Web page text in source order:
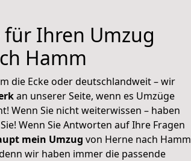
für Ihren Umzug
Hamm
die Ecke oder deutschlandweit – wir
an unserer Seite, wenn es Umzüge
Wenn Sie nicht weiterwissen – haben
Wenn Sie Antworten auf Ihre Fragen
mein Umzug von Herne nach Hamm
wir haben immer die passende